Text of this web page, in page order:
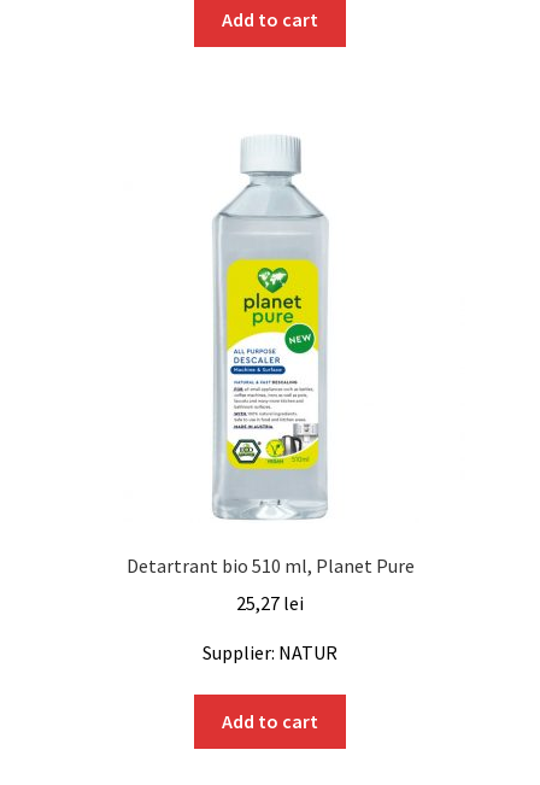
Add to cart
Detartrant bio 510 ml, Planet Pure
25,27 lei
Supplier: NATUR
Add to cart